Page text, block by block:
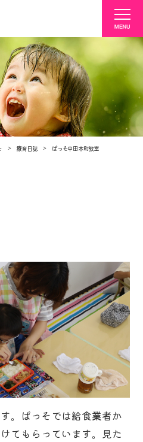
療育日誌
ぱっそ中田本町教室
。ぱっそでは給食業者か
てもらっています。見た